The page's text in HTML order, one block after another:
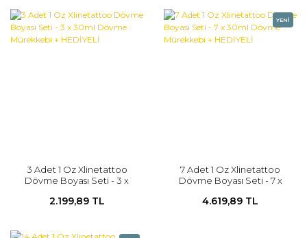
3 Adet 1 Oz Xlinetattoo
Dövme Boyası Seti - 3 x
HEDİYELİ
2.199,89 TL
YENİ
7 Adet 1 Oz Xlinetattoo
Dövme Boyası Seti - 7 x
HEDİYELİ
4.619,89 TL